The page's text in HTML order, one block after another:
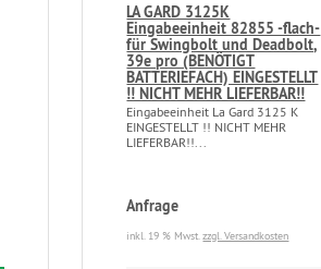
LA GARD 3125K
Eingabeeinheit 82855 -flach-
für Swingbolt und Deadbolt,
39e pro (BENÖTIGT
BATTERIEFACH) EINGESTELLT
!! NICHT MEHR LIEFERBAR!!
Eingabeeinheit La Gard 3125 K
EINGESTELLT !! NICHT MEHR
LIEFERBAR!!...
Anfrage
inkl. 19 % Mwst.zzgl. Versandkosten